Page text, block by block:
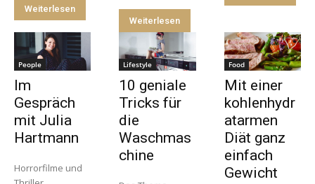
Weiterlesen
Weiterlesen
People
Im
Gespräch
mit Julia
Hartmann
Horrorfilme und
Lifestyle
10 geniale
Tricks für
die
Waschmas
chine
Food
Mit einer
kohlenhydr
atarmen
Diät ganz
einfach
Gewicht